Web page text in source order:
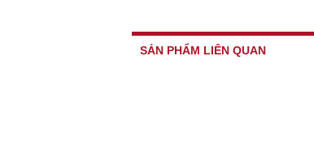
SẢN PHẨM LIÊN QUAN